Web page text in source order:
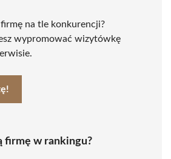
na tle konkurencji?
wypromować wizytówkę
firmę w rankingu?